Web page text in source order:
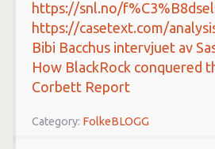
https://snl.no/
https://casetext.com/
Bibi Bacchus intervjuet av
How BlackRock conquered
Corbett Report
Category: FolkeBLOGG